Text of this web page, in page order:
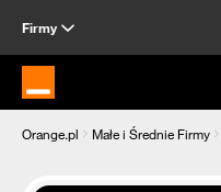
Firmy
Strona główna Orange.pl
Orange.pl Małe i Średnie Firmy